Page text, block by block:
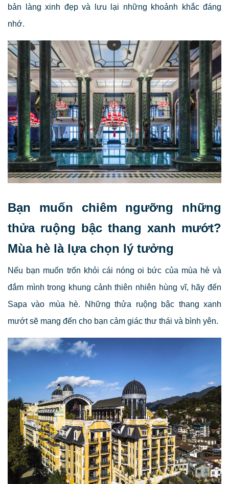
bản làng xinh đẹp và lưu lại những khoảnh khắc đáng
nhớ.
Bạn muốn chiêm ngưỡng những
thửa ruộng bậc thang xanh mướt?
Mùa hè là lựa chọn lý tưởng
Nếu bạn muốn trốn khỏi cái nóng oi bức của mùa hè và
đắm mình trong khung cảnh thiên nhiên hùng vĩ, hãy đến
Sapa vào mùa hè. Những thửa ruộng bậc thang xanh
mướt sẽ mang đến cho bạn cảm giác thư thái và bình yên.